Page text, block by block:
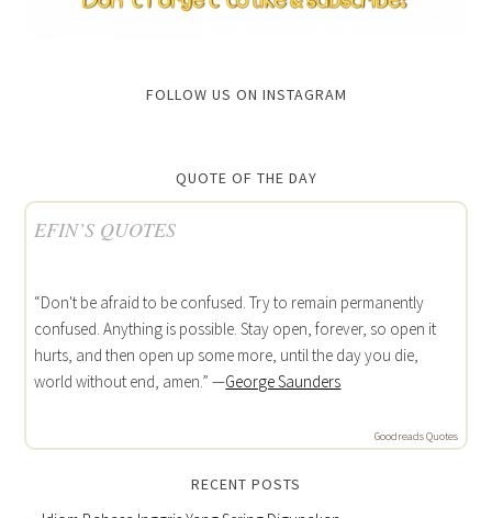
FOLLOW US ON INSTAGRAM
QUOTE OF THE DAY
EFIN’S QUOTES
“Don't be afraid to be confused. Try to remain permanently
confused. Anything is possible. Stay open, forever, so open it
hurts, and then open up some more, until the day you die,
world without end, amen.” —George Saunders
Goodreads Quotes
RECENT POSTS